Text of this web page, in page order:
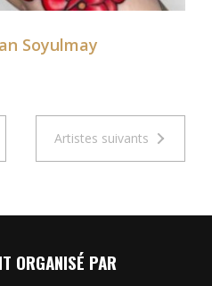
Soyulmay
Artistes suivants
ORGANISÉ PAR